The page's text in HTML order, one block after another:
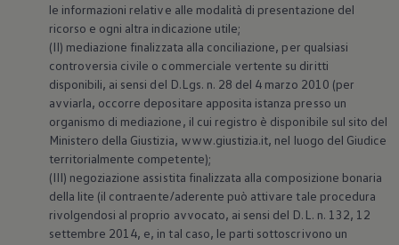
le informazioni relative alle modalità di presentazione del
ricorso e ogni altra indicazione utile;
(II) mediazione finalizzata alla conciliazione, per qualsiasi
controversia civile o commerciale vertente su diritti
disponibili, ai sensi del D.Lgs. n. 28 del 4 marzo 2010 (per
avviarla, occorre depositare apposita istanza presso un
organismo di mediazione, il cui registro è disponibile sul sito del
Ministero della Giustizia, www.giustizia.it, nel luogo del Giudice
territorialmente competente);
(III) negoziazione assistita finalizzata alla composizione bonaria
della lite (il contraente/aderente può attivare tale procedura
rivolgendosi al proprio avvocato, ai sensi del D.L. n. 132, 12
settembre 2014, e, in tal caso, le parti sottoscrivono un